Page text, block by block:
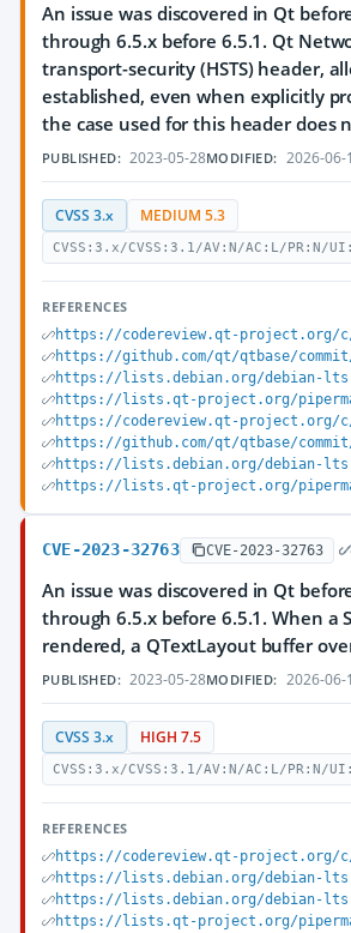
An issue was discovered in Qt
through 6.5.x before 6.5.1. Qt
transport-security (HSTS) header,
established, even when explicitly
the case used for this header does
PUBLISHED: 2023-05-28MODIFIED: 2026-06-
CVSS 3.x MEDIUM 5.3
CVSS:3.x/CVSS:3.1/AV:N/AC:L/PR:N/
REFERENCES
https://codereview.qt-project.org/
https://github.com/qt/qtbase/commit/
https://lists.debian.org/debian-lts-
https://lists.qt-project.org/
https://codereview.qt-project.org/
https://github.com/qt/qtbase/commit/
https://lists.debian.org/debian-lts-
https://lists.qt-project.org/
CVE-2023-32763 CVE-2023-32763
An issue was discovered in Qt
through 6.5.x before 6.5.1. When a
rendered, a QTextLayout buffer
PUBLISHED: 2023-05-28MODIFIED: 2026-06-
CVSS 3.x HIGH 7.5
CVSS:3.x/CVSS:3.1/AV:N/AC:L/PR:N/
REFERENCES
https://codereview.qt-project.org/
https://lists.debian.org/debian-lts-
https://lists.debian.org/debian-lts-
https://lists.qt-project.org/